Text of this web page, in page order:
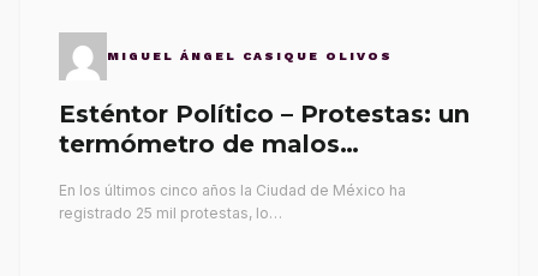
MIGUEL ÁNGEL CASIQUE OLIVOS
Esténtor Político – Protestas: un
termómetro de malos
En los últimos cinco años la Ciudad de México ha
registrado 25 mil protestas, lo…